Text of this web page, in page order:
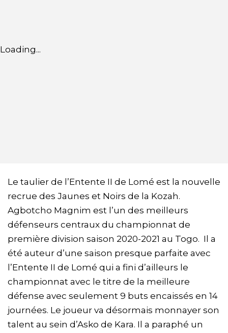
Loading...
Le taulier de l’Entente II de Lomé est la nouvelle
recrue des Jaunes et Noirs de la Kozah.
Agbotcho Magnim est l’un des meilleurs
défenseurs centraux du championnat de
première division saison 2020-2021 au Togo. Il a
été auteur d’une saison presque parfaite avec
l’Entente II de Lomé qui a fini d’ailleurs le
championnat avec le titre de la meilleure
défense avec seulement 9 buts encaissés en 14
journées. Le joueur va désormais monnayer son
talent au sein d’Asko de Kara. Il a paraphé un